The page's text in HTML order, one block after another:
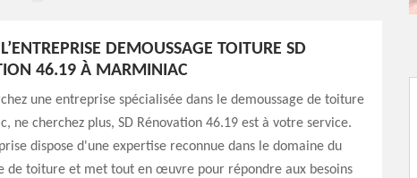
DEMOUSSAGE TOITURE SD
46.19 À MARMINIAC
une entreprise spécialisée dans le demoussage de toiture
ne cherchez plus, SD Rénovation 46.19 est à votre service.
dispose d'une expertise reconnue dans le domaine du
de toiture et met tout en œuvre pour répondre aux besoins